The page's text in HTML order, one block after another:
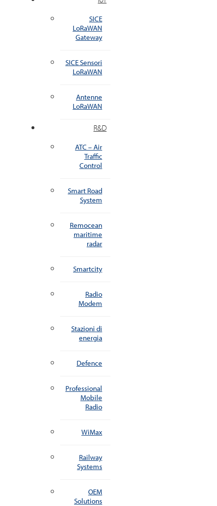
SICE
LoRaWAN
Gateway
SICE Sensori
LoRaWAN
Antenne
LoRaWAN
R&D
ATC – Air
Traffic
Control
Smart Road
System
Remocean
maritime
radar
Smartcity
Radio
Modem
Stazioni di
energia
Defence
Professional
Mobile
Radio
WiMax
Railway
Systems
OEM
Solutions